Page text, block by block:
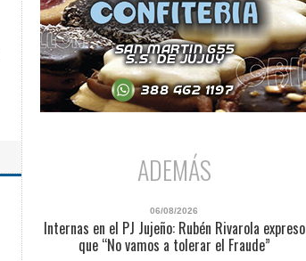
ADEMÁS
06/08/2026
Internas en el PJ Jujeño: Rubén Rivarola expreso
que “No vamos a tolerar el Fraude”